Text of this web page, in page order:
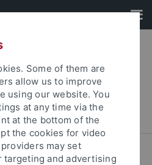
Julian Sieler, M.A.
Some of them are
allow us to improve
using our website. You
at any time via the
at the bottom of the
the cookies for video
may set
targeting and advertising